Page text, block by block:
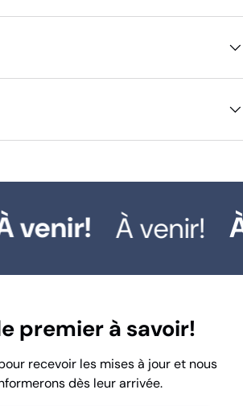
venir! À venir!
premier à savoir!
recevoir les mises à jour et nous
dès leur arrivée.